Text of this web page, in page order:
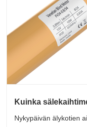
Kuinka
Nykypäivän älykotien